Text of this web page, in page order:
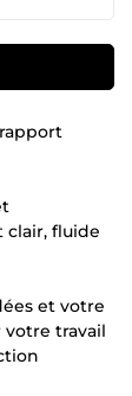
clair, fluide
et votre
travail